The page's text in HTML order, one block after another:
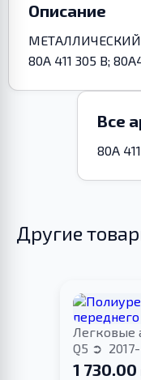
Описание
МЕТАЛЛИЧЕСКИЙ
80A 411 305 B;
Все
80A
Другие
Легковые
Q5
2017-
1 730.00